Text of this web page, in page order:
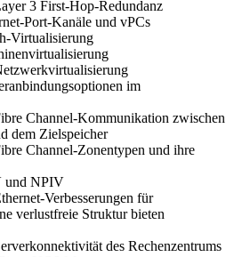
3 First-Hop-Redundanz
Port-Kanäle und vPCs
Virtualisierung
im
Channel-Kommunikation zwischen
dem Zielspeicher
Channel-Zonentypen und ihre
und NPIV
Verbesserungen für
verlustfreie Struktur bieten
des Rechenzentrums